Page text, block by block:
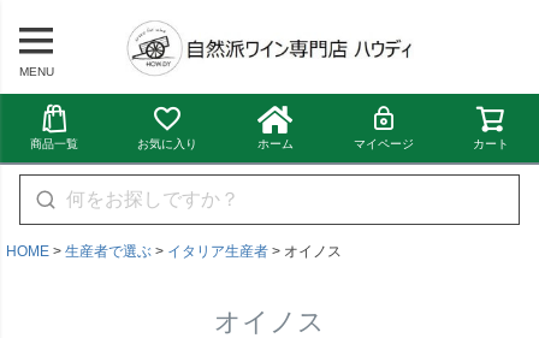
MENU
商品一覧 お気に入り ホーム マイページ カート
HOME 生産者で選ぶ イタリア生産者 オイノス
オイノス